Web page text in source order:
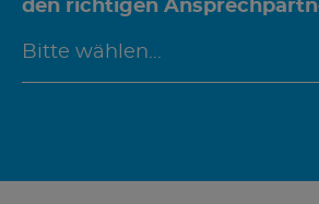
den richtigen